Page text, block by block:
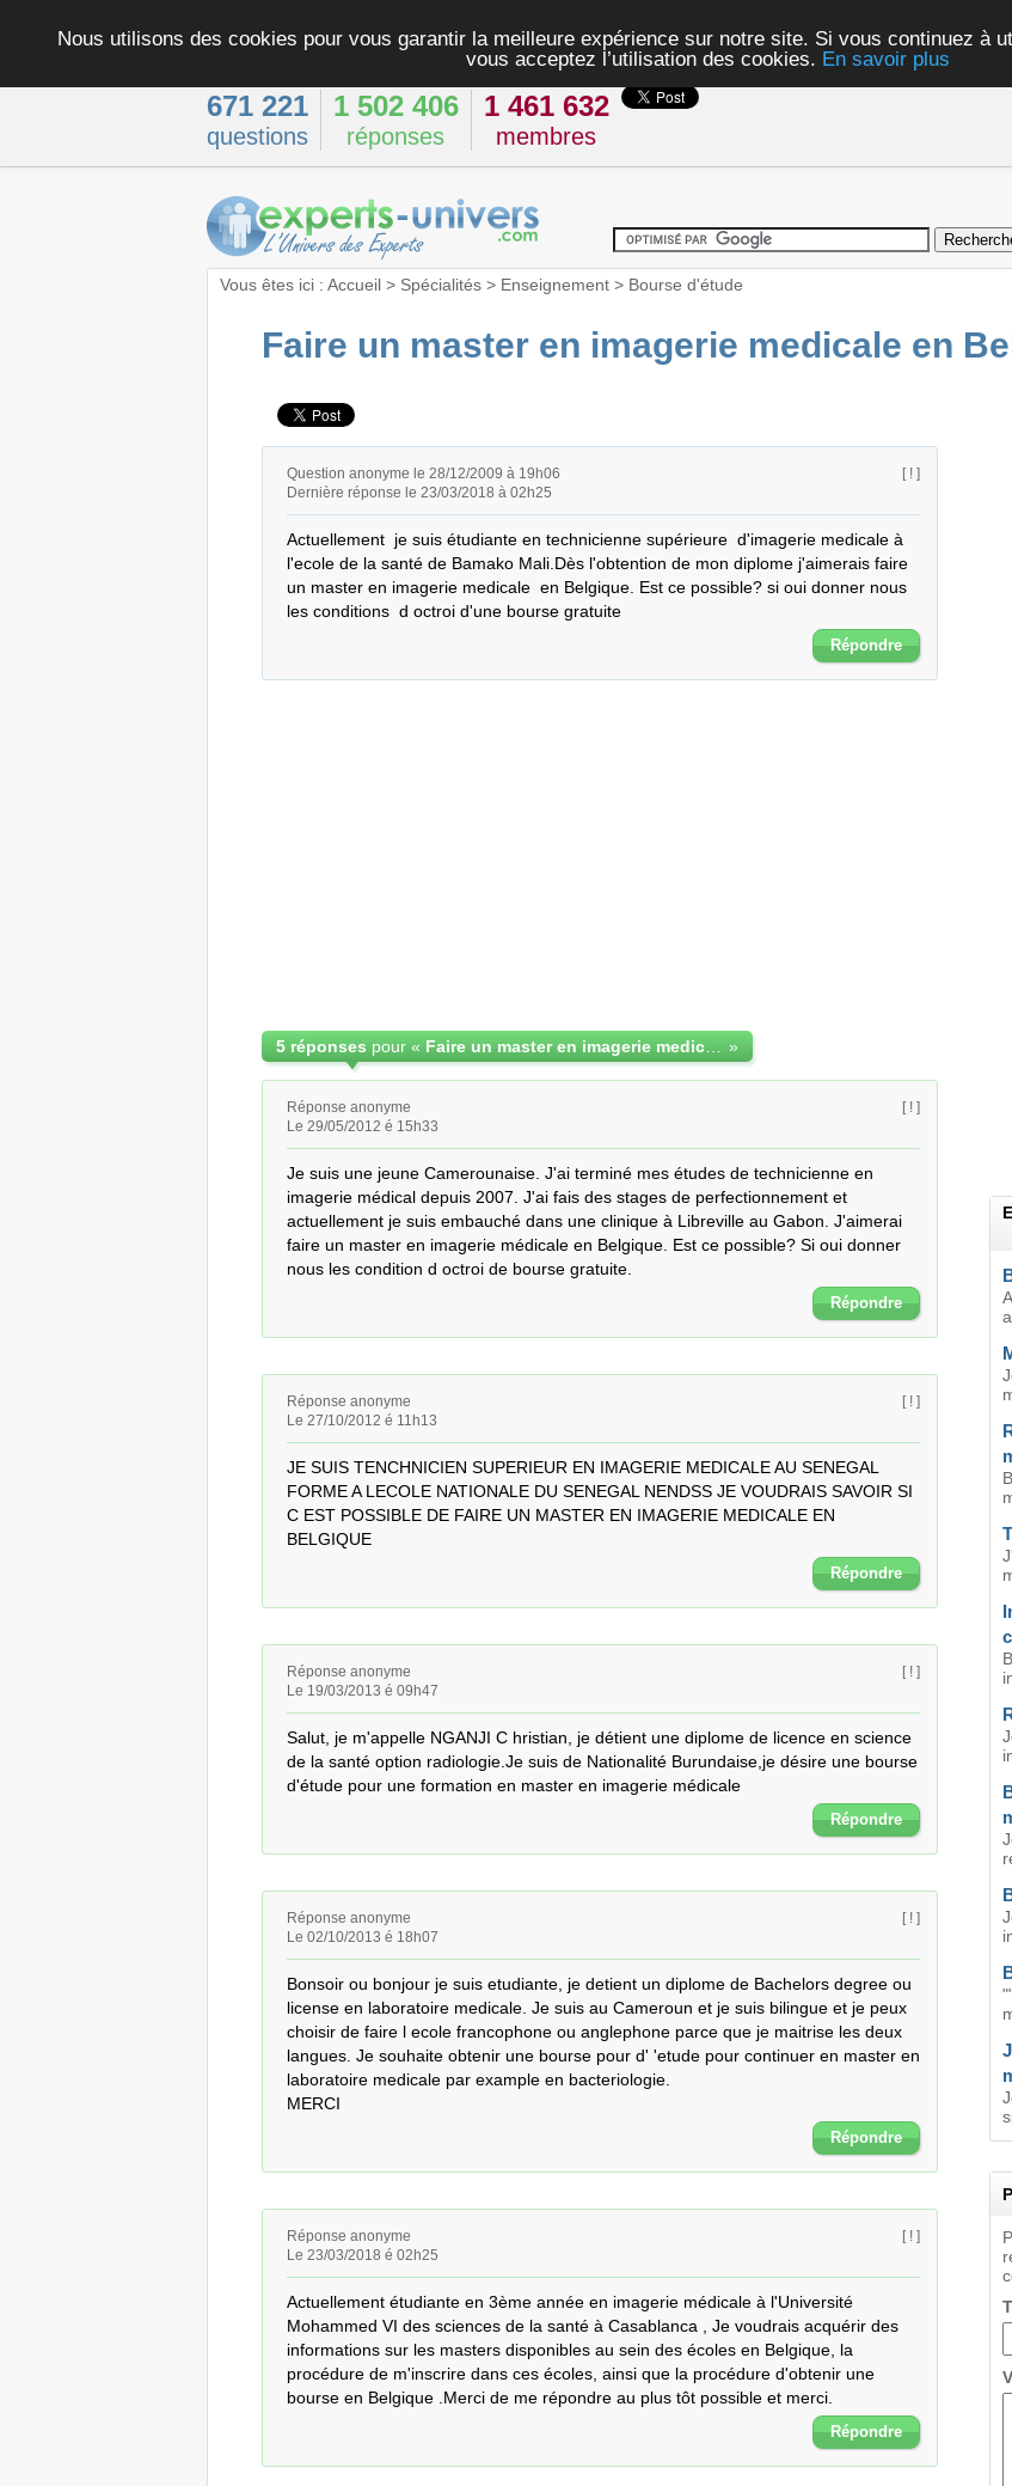
Nous utilisons des cookies pour vous garantir la meilleure expérience sur notre site. Si vous continuez à
vous acceptez l’utilisation des cookies. En savoir plus
671 221
questions
1 502 406
réponses
1 461 632
membres
Vous êtes ici : Accueil> Spécialités> Enseignement> Bourse d'étude
Faire un master en imagerie medicale en
Question anonyme le 28/12/2009 à 19h06
Dernière réponse le 23/03/2018 à 02h25
[ ! ]
Actuellement  je suis étudiante en technicienne supérieure  d'imagerie medicale à
l'ecole de la santé de Bamako Mali.Dès l'obtention de mon diplome j'aimerais faire
un master en imagerie medicale  en Belgique. Est ce possible? si oui donner nous
les conditions  d octroi d'une bourse gratuite
Répondre
5 réponses pour « Faire un master en imagerie medicale en Belgique »
Réponse anonyme
Le 29/05/2012 é 15h33
[ ! ]
Je suis une jeune Camerounaise. J'ai terminé mes études de technicienne en
imagerie médical depuis 2007. J'ai fais des stages de perfectionnement et
actuellement je suis embauché dans une clinique à Libreville au Gabon. J'aimerai
faire un master en imagerie médicale en Belgique. Est ce possible? Si oui donner
nous les condition d octroi de bourse gratuite.
Répondre
Réponse anonyme
Le 27/10/2012 é 11h13
[ ! ]
JE SUIS TENCHNICIEN SUPERIEUR EN IMAGERIE MEDICALE AU SENEGAL
FORME A LECOLE NATIONALE DU SENEGAL NENDSS JE VOUDRAIS SAVOIR SI
C EST POSSIBLE DE FAIRE UN MASTER EN IMAGERIE MEDICALE EN
BELGIQUE
Répondre
Réponse anonyme
Le 19/03/2013 é 09h47
[ ! ]
Salut, je m'appelle NGANJI C hristian, je détient une diplome de licence en science
de la santé option radiologie.Je suis de Nationalité Burundaise,je désire une bourse
d'étude pour une formation en master en imagerie médicale
Répondre
Réponse anonyme
Le 02/10/2013 é 18h07
[ ! ]
Bonsoir ou bonjour je suis etudiante, je detient un diplome de Bachelors degree ou
license en laboratoire medicale. Je suis au Cameroun et je suis bilingue et je peux
choisir de faire l ecole francophone ou anglephone parce que je maitrise les deux
langues. Je souhaite obtenir une bourse pour d' 'etude pour continuer en master en
laboratoire medicale par example en bacteriologie.
MERCI
Répondre
Réponse anonyme
Le 23/03/2018 é 02h25
[ ! ]
Actuellement étudiante en 3ème année en imagerie médicale à l'Université
Mohammed VI des sciences de la santé à Casablanca , Je voudrais acquérir des
informations sur les masters disponibles au sein des écoles en Belgique, la
procédure de m'inscrire dans ces écoles, ainsi que la procédure d'obtenir une
bourse en Belgique .Merci de me répondre au plus tôt possible et merci.
Répondre